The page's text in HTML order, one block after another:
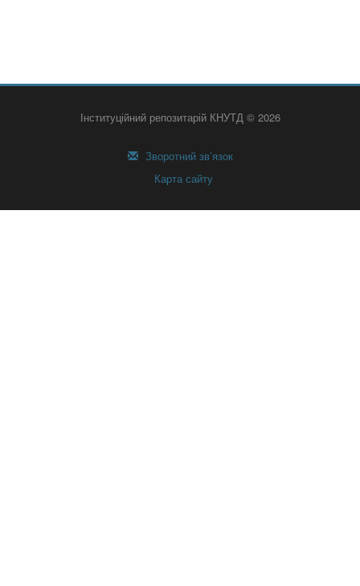
Інституційний репозитарій КНУТД © 2026
Зворотний зв’язок
Карта сайту